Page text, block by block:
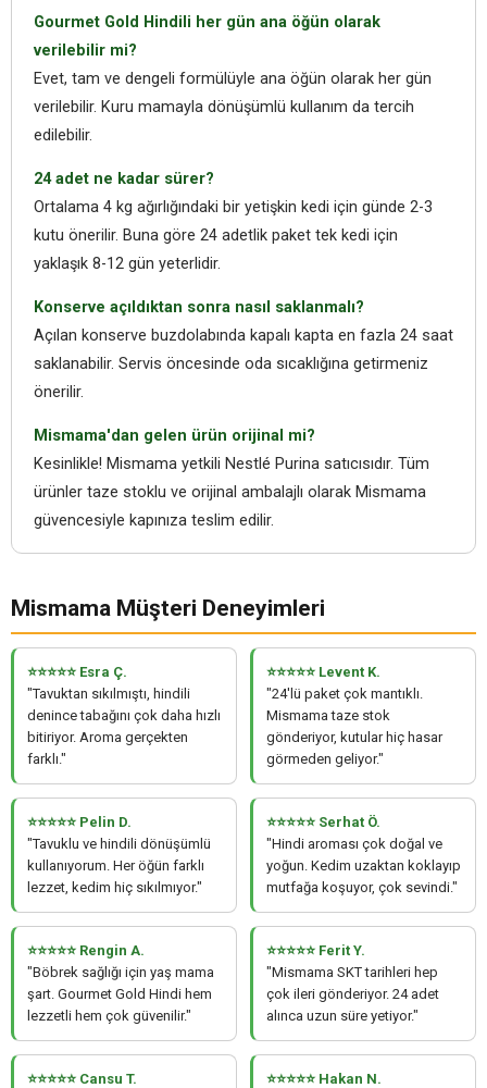
Gourmet Gold Hindili her gün ana öğün olarak
verilebilir mi?
Evet, tam ve dengeli formülüyle ana öğün olarak her gün
verilebilir. Kuru mamayla dönüşümlü kullanım da tercih
edilebilir.
24 adet ne kadar sürer?
Ortalama 4 kg ağırlığındaki bir yetişkin kedi için günde 2-3
kutu önerilir. Buna göre 24 adetlik paket tek kedi için
yaklaşık 8-12 gün yeterlidir.
Konserve açıldıktan sonra nasıl saklanmalı?
Açılan konserve buzdolabında kapalı kapta en fazla 24 saat
saklanabilir. Servis öncesinde oda sıcaklığına getirmeniz
önerilir.
Mismama'dan gelen ürün orijinal mi?
Kesinlikle! Mismama yetkili Nestlé Purina satıcısıdır. Tüm
ürünler taze stoklu ve orijinal ambalajlı olarak Mismama
güvencesiyle kapınıza teslim edilir.
Mismama Müşteri Deneyimleri
⭐⭐⭐⭐⭐ Esra Ç.
"Tavuktan sıkılmıştı, hindili
denince tabağını çok daha hızlı
bitiriyor. Aroma gerçekten
farklı."
⭐⭐⭐⭐⭐ Levent K.
"24'lü paket çok mantıklı.
Mismama taze stok
gönderiyor, kutular hiç hasar
görmeden geliyor."
⭐⭐⭐⭐⭐ Pelin D.
"Tavuklu ve hindili dönüşümlü
kullanıyorum. Her öğün farklı
lezzet, kedim hiç sıkılmıyor."
⭐⭐⭐⭐⭐ Serhat Ö.
"Hindi aroması çok doğal ve
yoğun. Kedim uzaktan koklayıp
mutfağa koşuyor, çok sevindi."
⭐⭐⭐⭐⭐ Rengin A.
"Böbrek sağlığı için yaş mama
şart. Gourmet Gold Hindi hem
lezzetli hem çok güvenilir."
⭐⭐⭐⭐⭐ Ferit Y.
"Mismama SKT tarihleri hep
çok ileri gönderiyor. 24 adet
alınca uzun süre yetiyor."
⭐⭐⭐⭐⭐ Cansu T.
⭐⭐⭐⭐⭐ Hakan N.